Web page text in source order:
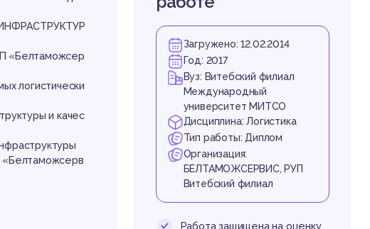
«Белтаможсер
логистически
и качес
«Белтаможсерв
Загружено: 12.02.2014
Год: 2017
Вуз: Витебский филиал
Международный
университет МИТСО
Дисциплина: Логистика
Тип работы: Диплом
Организация:
БЕЛТАМОЖСЕРВИС, РУП
Витебский филиал
Работа защищена на оценку